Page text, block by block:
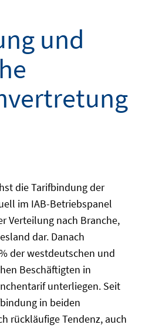
und
die Tarifbindung der
im IAB-Betriebspanel
Verteilung nach Branche,
dar. Danach
der westdeutschen und
Beschäftigten in
unterliegen. Seit
in beiden
rückläufige Tendenz, auch